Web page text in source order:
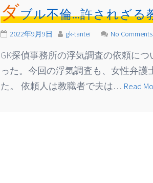
ダブル不倫…許されざる
2022年9月9日 gk-tantei No Comments
GK探偵事務所の浮気調査の依頼に
った。今回の浮気調査も、女性弁
た。 依頼人は教職者で夫は… Read